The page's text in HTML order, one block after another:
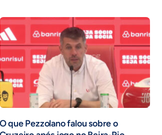
O que Pezzolano falou sobre o